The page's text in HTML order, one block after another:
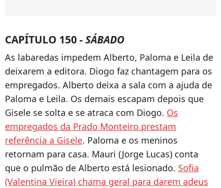
CAPÍTULO 150 - SÁBADO
As labaredas impedem Alberto, Paloma e Leila de
deixarem a editora. Diogo faz chantagem para os
empregados. Alberto deixa a sala com a ajuda de
Paloma e Leila. Os demais escapam depois que
Gisele se solta e se atraca com Diogo. Os
empregados da Prado Monteiro prestam
referência a Gisele. Paloma e os meninos
retornam para casa. Mauri (Jorge Lucas) conta
que o pulmão de Alberto está lesionado. Sofia
(Valentina Vieira) chama geral para darem adeus